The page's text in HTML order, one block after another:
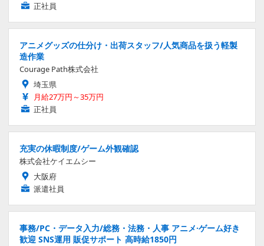
正社員
アニメグッズの仕分け・出荷スタッフ/人気商品を扱う軽製
造作業
Courage Path株式会社
埼玉県
月給27万円～35万円
正社員
充実の休暇制度/ゲーム外観確認
株式会社ケイエムシー
大阪府
派遣社員
事務/PC・データ入力/総務・法務・人事 アニメ·ゲーム好き
歓迎 SNS運用 販促サポート 高時給1850円